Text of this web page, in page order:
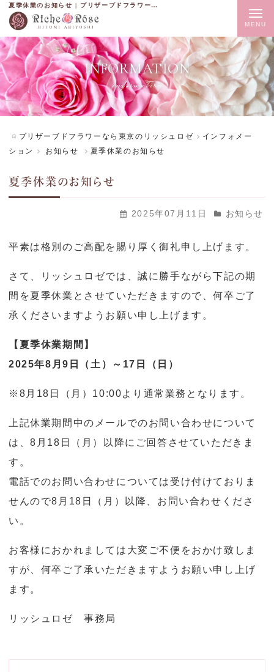
夏季休業のお知らせ | プリザーブドフラワーなら東京のリッシュロゼ
INFORMATION
information
プリザーブドフラワーなら東京のリッシュロゼ
インフォメー
ション
お知らせ 夏季休業のお知らせ
夏季休業のお知らせ
2025年07月11日 お知らせ
平素は格別のご高配を賜り厚く御礼申し上げます。
さて、リッシュロゼでは、誠に勝手ながら下記の期
間を夏季休業とさせていただきますので、何卒ご了
承くださいますようお願い申し上げます。
【夏季休業期間】
2025年8月9日（土）～17日（日）
※8月18日（月）10:00より通常業務となります。
上記休業期間中のメールでのお問い合わせについて
は、8月18日（月）以降にご回答させていただきま
す。
電話でのお問い合わせについては受け付けておりま
せんので8月18日（月）以降、お問い合わせくださ
い。
お客様におかれましては大変ご不便をおかけ致しま
すが、何卒ご了承いただきますようお願い申し上げ
ます。
リッシュロゼ 事務局
t
o
g
g
l